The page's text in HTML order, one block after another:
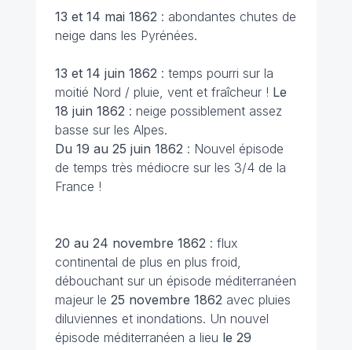
13 et 14 mai 1862 : abondantes chutes de
neige dans les Pyrénées.
13 et 14 juin 1862 : temps pourri sur la
moitié Nord / pluie, vent et fraîcheur ! Le
18 juin 1862 : neige possiblement assez
basse sur les Alpes.
Du 19 au 25 juin 1862 : Nouvel épisode
de temps très médiocre sur les 3/4 de la
France !
20 au 24 novembre 1862 : flux
continental de plus en plus froid,
débouchant sur un épisode méditerranéen
majeur le 25 novembre 1862 avec pluies
diluviennes et inondations. Un nouvel
épisode méditerranéen a lieu le 29